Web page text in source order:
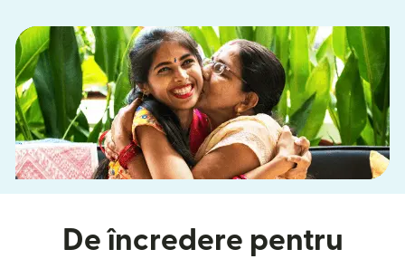
De încredere pentru